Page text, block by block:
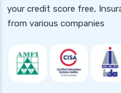
your credit score free,
from various companies